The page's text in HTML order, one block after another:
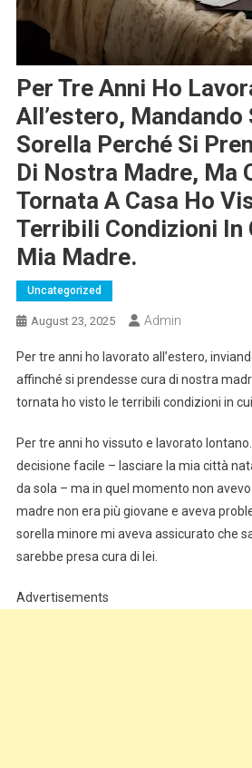
Per Tre Anni Ho
All’estero, Mandando
Sorella Perché Si
Di Nostra Madre, Ma
Tornata A Casa Ho
Terribili Condizioni In
Mia Madre.
Uncategorized
August 23, 2025 Admin
Per tre anni ho lavorato all’estero,
affinché si prendesse cura di nostra
tornata ho visto le terribili condizioni in
Per tre anni ho vissuto e lavorato
decisione facile – lasciare la mia città
da sola – ma in quel momento non
madre non era più giovane e aveva
sorella minore mi aveva assicurato che
sarebbe presa cura di lei.
Advertisements